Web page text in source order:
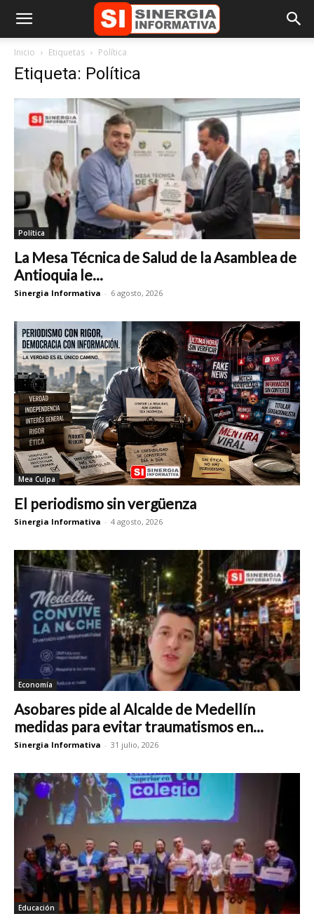
Inicio Etiquetas Política
Etiqueta: Política
Política
La Mesa Técnica de Salud de la Asamblea de
Antioquia le...
Sinergia Informativa - 6 agosto, 2026
Mea Culpa
El periodismo sin vergüenza
Sinergia Informativa - 4 agosto, 2026
Economía
Asobares pide al Alcalde de Medellín
medidas para evitar traumatismos en...
Sinergia Informativa - 31 julio, 2026
Educación